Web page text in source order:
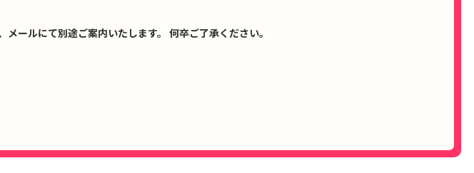
ールにて別途ご案内いたします。 何卒ご了承ください。